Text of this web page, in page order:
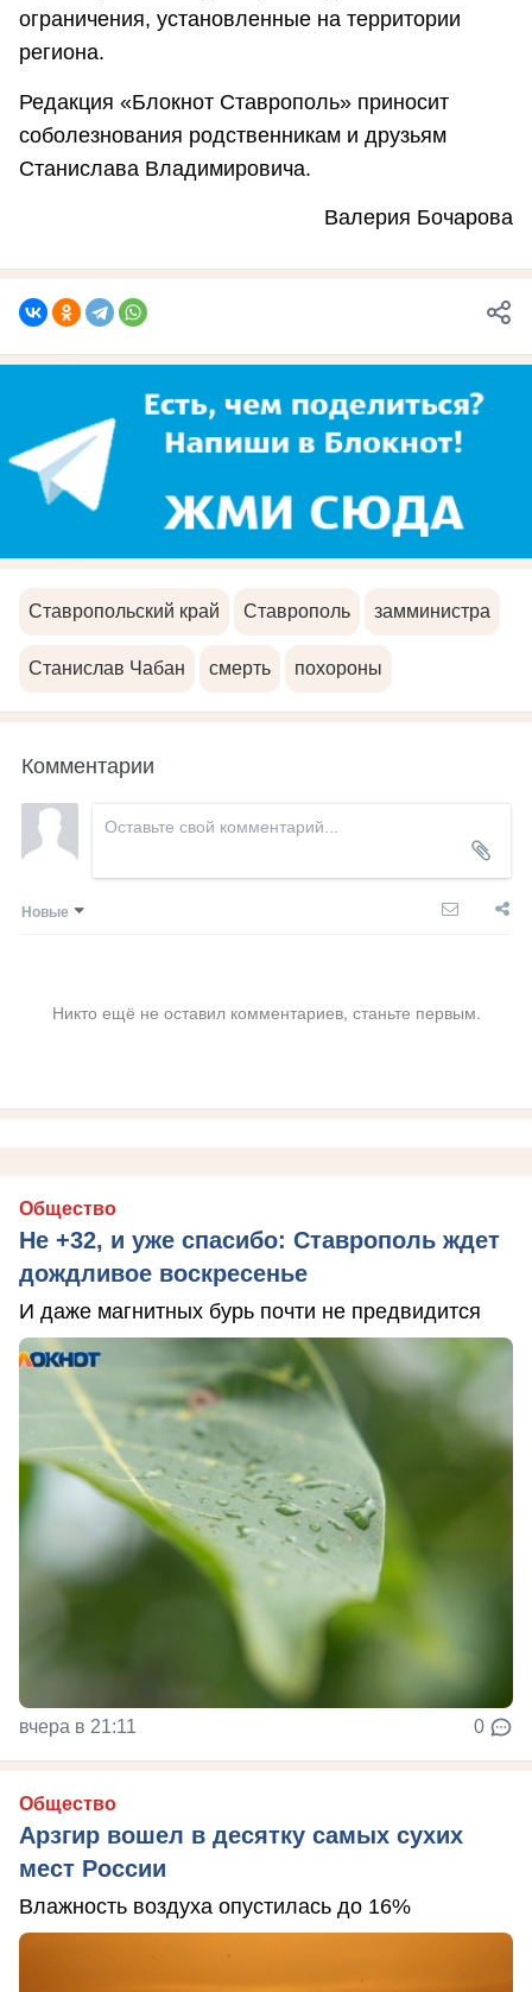
ограничения, установленные на территории
региона.
Редакция «Блокнот Ставрополь» приносит
соболезнования родственникам и друзьям
Станислава Владимировича.
Валерия Бочарова
Ставропольский край Ставрополь замминистра
Станислав Чабан смерть похороны
Комментарии
Новые
Никто ещё не оставил комментариев, станьте первым.
Общество
Не +32, и уже спасибо: Ставрополь ждет
дождливое воскресенье
И даже магнитных бурь почти не предвидится
вчера в 21:11 0
Общество
Арзгир вошел в десятку самых сухих
мест России
Влажность воздуха опустилась до 16%